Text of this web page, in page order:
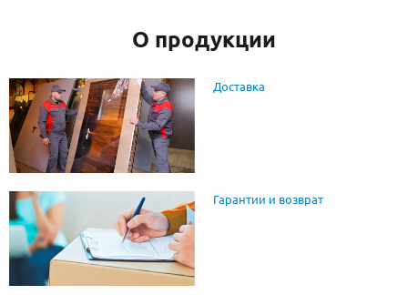
О продукции
Доставка
Гарантии и возврат